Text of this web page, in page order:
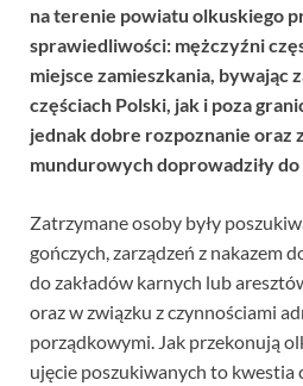
na terenie powiatu olkuskiego
sprawiedliwości: mężczyźni
miejsce zamieszkania, bywając
częściach Polski, jak i poza
jednak dobre rozpoznanie oraz
mundurowych doprowadziły
Zatrzymane osoby były
gończych, zarządzeń z nakazem
do zakładów karnych lub
oraz w związku z czynnościami
porządkowymi. Jak przekonują
ujęcie poszukiwanych to kwestia